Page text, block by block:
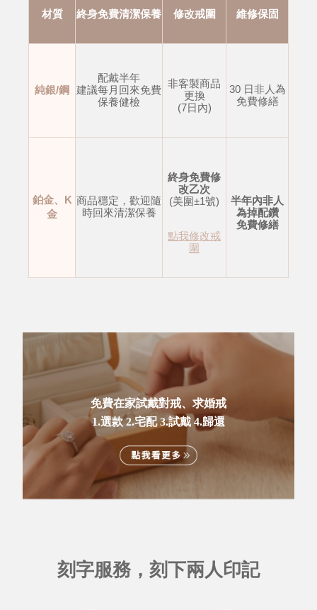
材質 終身免費清潔保養 修改戒圍 維修保固
純銀/鋼
配戴半年
建議每月回來免費
保養健檢
非客製商品
更換
(7日內)
30 日非人為
免費修繕
鉑金、K
金
商品穩定，歡迎隨
時回來清潔保養
終身免費修
改乙次
(美圍±1號)
點我修改戒
圍
半年內非人
為掉配鑽
免費修繕
免費在家試戴對戒、求婚戒
1.選款 2.宅配 3.試戴 4.歸還
刻字服務，刻下兩人印記